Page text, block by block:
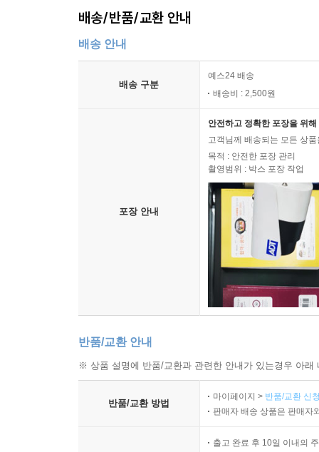
배송/반품/교환 안내
배송 안내
배송 구분
예스24 배송
배송비 : 2,500원
포장 안내
안전하고 정확한 포장을 위
고객님께 배송되는 모든 상
목적 : 안전한 포장 관리
촬영범위 : 박스 포장 작업
반품/교환 안내
※ 상품 설명에 반품/교환과 관련한 안내가 있는경우 아
반품/교환 방법
마이페이지 > 반품/교환 신
판매자 배송 상품은 판매자
출고 완료 후 10일 이내의